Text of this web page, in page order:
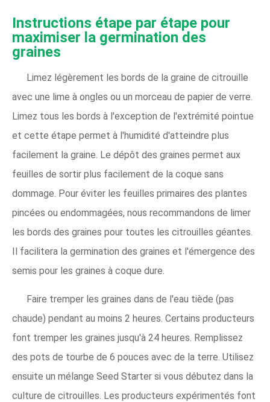
Instructions étape par étape pour
maximiser la germination des
graines
Limez légèrement les bords de la graine de citrouille
avec une lime à ongles ou un morceau de papier de verre.
Limez tous les bords à l'exception de l'extrémité pointue
et cette étape permet à l'humidité d'atteindre plus
facilement la graine. Le dépôt des graines permet aux
feuilles de sortir plus facilement de la coque sans
dommage. Pour éviter les feuilles primaires des plantes
pincées ou endommagées, nous recommandons de limer
les bords des graines pour toutes les citrouilles géantes.
Il facilitera la germination des graines et l'émergence des
semis pour les graines à coque dure.
Faire tremper les graines dans de l'eau tiède (pas
chaude) pendant au moins 2 heures. Certains producteurs
font tremper les graines jusqu'à 24 heures. Remplissez
des pots de tourbe de 6 pouces avec de la terre. Utilisez
ensuite un mélange Seed Starter si vous débutez dans la
culture de citrouilles. Les producteurs expérimentés font